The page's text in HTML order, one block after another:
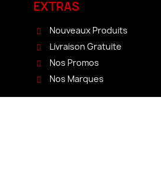
EXTRAS
Nouveaux Produits
Livraison Gratuite
Nos Promos
Nos Marques